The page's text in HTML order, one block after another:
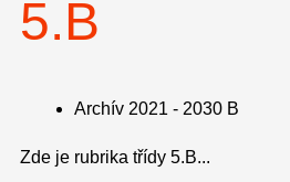
5.B
Archív 2021 - 2030 B
Zde je rubrika třídy 5.B...